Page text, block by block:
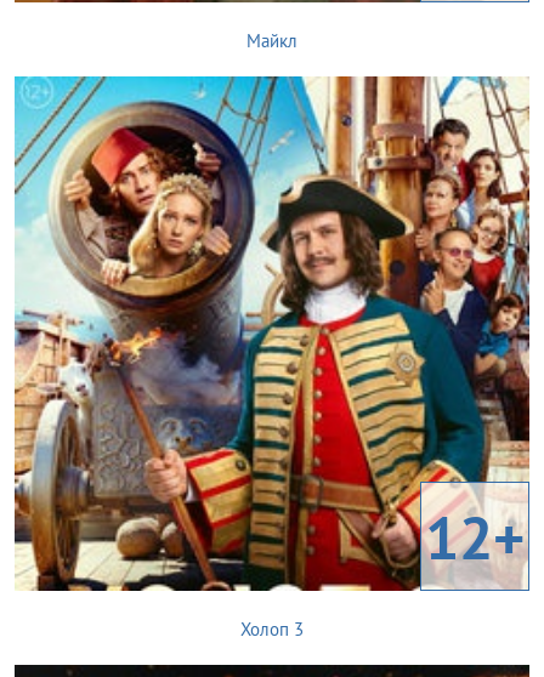
Майкл
12+
Холоп 3